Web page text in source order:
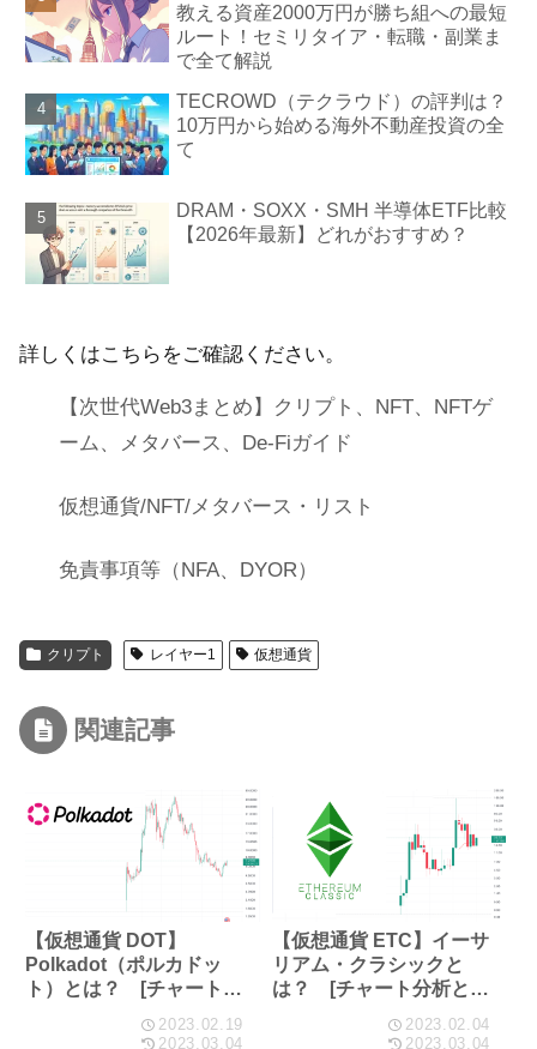
教える資産2000万円が勝ち組への最短
ルート！セミリタイア・転職・副業ま
で全て解説
TECROWD（テクラウド）の評判は？
10万円から始める海外不動産投資の全
て
DRAM・SOXX・SMH 半導体ETF比較
【2026年最新】どれがおすすめ？
詳しくはこちらをご確認ください。
【次世代Web3まとめ】クリプト、NFT、NFTゲ
ーム、メタバース、De-Fiガイド
仮想通貨/NFT/メタバース・リスト
免責事項等（NFA、DYOR）
クリプト レイヤー1 仮想通貨
関連記事
【仮想通貨 DOT】
Polkadot（ポルカドッ
ト）とは？ [チャート分
2023.02.19
2023.03.04
【仮想通貨 ETC】イーサ
リアム・クラシックと
は？ [チャート分析とフ
2023.02.04
2023.03.04